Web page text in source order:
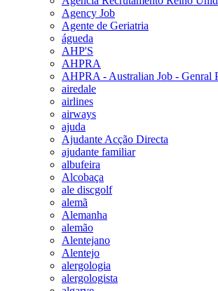
Agency Job
Agente de Geriatria
águeda
AHP'S
AHPRA
AHPRA - Australian Job - Genral
airedale
airlines
airways
ajuda
Ajudante Acção Directa
ajudante familiar
albufeira
Alcobaça
ale discgolf
alemã
Alemanha
alemão
Alentejano
Alentejo
alergologia
alergologista